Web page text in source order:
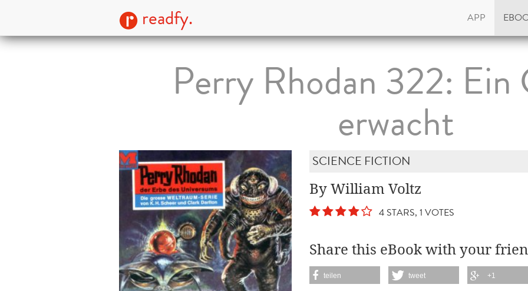
readfy. APP
Perry Rhodan 322: Ein
erwacht
SCIENCE FICTION
By William Voltz
4 STARS, 1 VOTES
Share this eBook with your
teilen tweet +1